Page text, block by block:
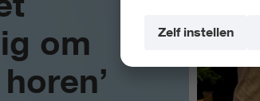
om
Zelf instellen